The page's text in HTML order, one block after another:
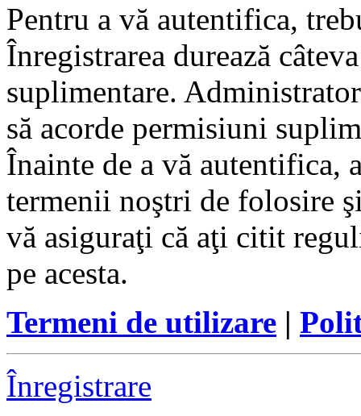
Pentru a vă autentifica,
Înregistrarea durează
suplimentare.
să acorde permisiuni
Înainte de a vă autentifica,
termenii noştri de folosire
vă asiguraţi că aţi citit
pe acesta.
Termeni de utilizare |
Înregistrare